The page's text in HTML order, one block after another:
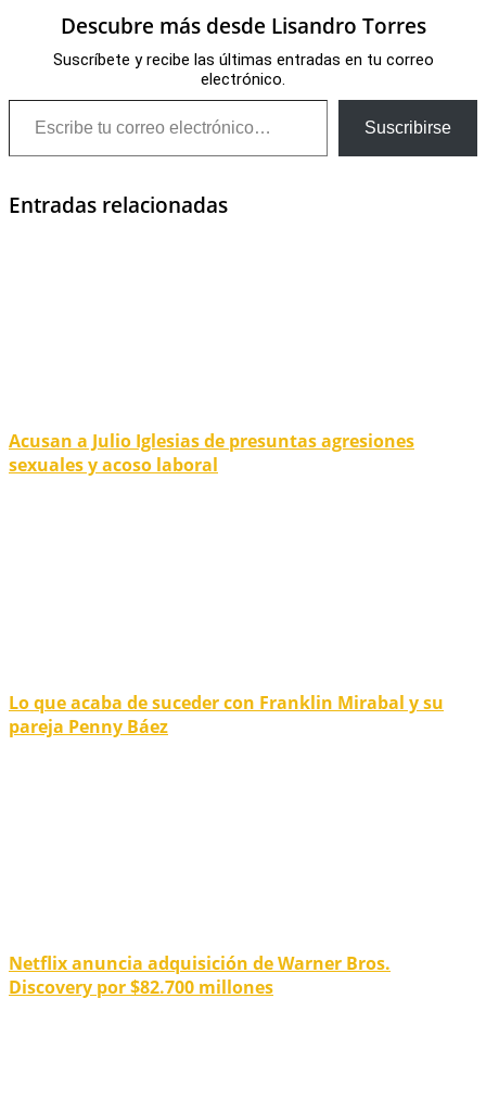
Descubre más desde Lisandro Torres
Suscríbete y recibe las últimas entradas en tu correo
electrónico.
Escribe tu correo electrónico…
Suscribirse
Entradas relacionadas
Acusan a Julio Iglesias de presuntas agresiones
sexuales y acoso laboral
Lo que acaba de suceder con Franklin Mirabal y su
pareja Penny Báez
Netflix anuncia adquisición de Warner Bros.
Discovery por $82.700 millones